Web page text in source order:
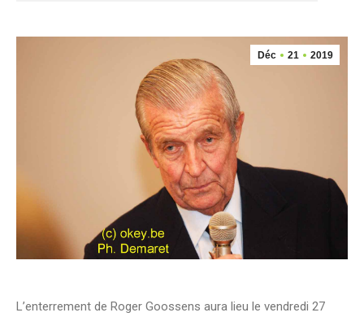
Déc 21 2019
L’enterrement de Roger Goossens aura lieu le vendredi 27